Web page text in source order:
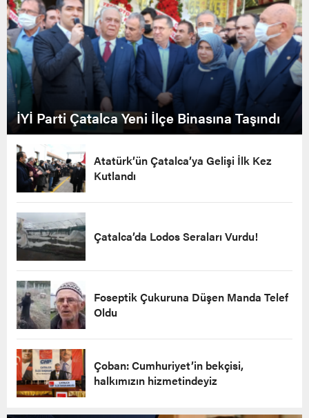
İYİ Parti Çatalca Yeni İlçe Binasına Taşındı
Atatürk’ün Çatalca’ya Gelişi İlk Kez
Kutlandı
Çatalca’da Lodos Seraları Vurdu!
Foseptik Çukuruna Düşen Manda Telef
Oldu
Çoban: Cumhuriyet’in bekçisi,
halkımızın hizmetindeyiz